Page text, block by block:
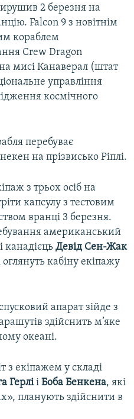
2 березня на
Falcon 9 з новітнім
кораблем
Crew Dragon
мисі Канаверал (штат
управління
космічного
перебуває
на прізвисько Ріплі.
з трьох осіб на
капсулу з тестовим
вранці 3 березня.
американський
і канадієць Девід Сен-Жак
кабіну екіпажу
апарат зійде з
здійснить м’яке
океані.
з екіпажем у складі
Герліі Боба Бенкена, які
планують здійснити в